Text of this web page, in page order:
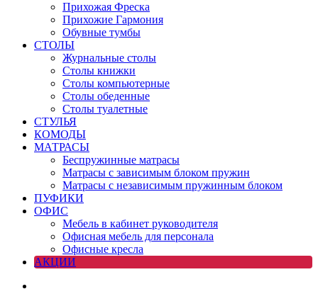
Прихожая Фреска
Прихожие Гармония
Обувные тумбы
СТОЛЫ
Журнальные столы
Столы книжки
Столы компьютерные
Столы обеденные
Столы туалетные
СТУЛЬЯ
КОМОДЫ
МАТРАСЫ
Беспружинные матрасы
Матрасы с зависимым блоком пружин
Матрасы с независимым пружинным блоком
ПУФИКИ
ОФИС
Мебель в кабинет руководителя
Офисная мебель для персонала
Офисные кресла
АКЦИИ